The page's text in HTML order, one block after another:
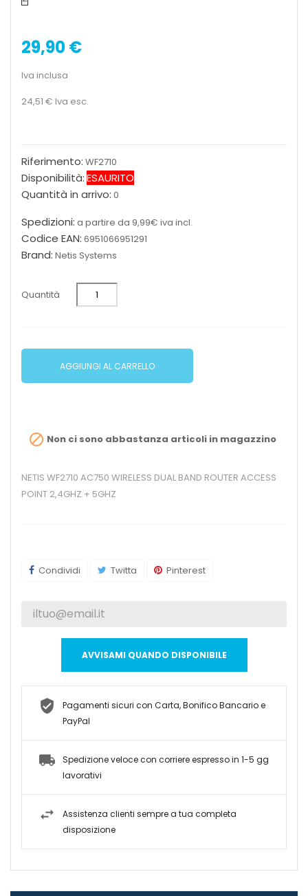
29,90 €
Iva inclusa
24,51 € Iva esc.
Riferimento: WF2710
Disponibilità:ESAURITO
Quantità in arrivo: 0
Spedizioni: a partire da 9,99€ iva incl.
Codice EAN: 6951066951291
Brand: Netis Systems
Quantità
AGGIUNGI AL CARRELLO
 Non ci sono abbastanza articoli in magazzino
NETIS WF2710 AC750 WIRELESS DUAL BAND ROUTER ACCESS
POINT 2,4GHZ + 5GHZ
Condividi Twitta Pinterest
AVVISAMI QUANDO DISPONIBILE
Pagamenti sicuri con Carta, Bonifico Bancario e
PayPal
Spedizione veloce con corriere espresso in 1-5 gg
lavorativi
Assistenza clienti sempre a tua completa
disposizione